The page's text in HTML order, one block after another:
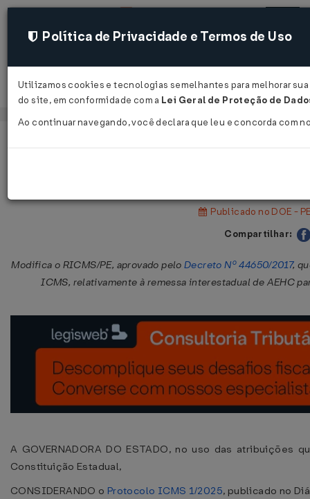
Acessar
Publicado no DOE -
Compartilhar:
Modifica o RICMS/PE, aprovado peloDecreto Nº 44650/2017,
ICMS, relativamente à remessa interestadual de AEHC
A GOVERNADORA DO ESTADO, no uso das
Constituição Estadual,
CONSIDERANDO o Protocolo ICMS 1/2025, publicado no
Política de Privacidade e Termos de Uso
Utilizamos cookies e tecnologias semelhantes para melhorar
do site, em conformidade com a Lei Geral de Proteção de
Ao continuar navegando, você declara que leu e concorda com